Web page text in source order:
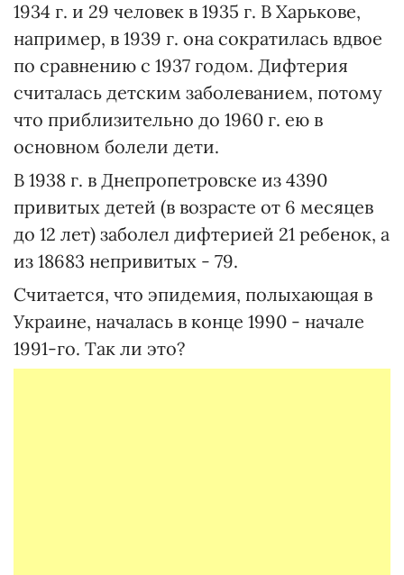
1934 г. и 29 человек в 1935 г. В Харькове,
например, в 1939 г. она сократилась вдвое
по сравнению с 1937 годом. Дифтерия
считалась детским заболеванием, потому
что приблизительно до 1960 г. ею в
основном болели дети.
В 1938 г. в Днепропетровске из 4390
привитых детей (в возрасте от 6 месяцев
до 12 лет) заболел дифтерией 21 ребенок, а
из 18683 непривитых - 79.
Считается, что эпидемия, полыхающая в
Украине, началась в конце 1990 - начале
1991-го. Так ли это?